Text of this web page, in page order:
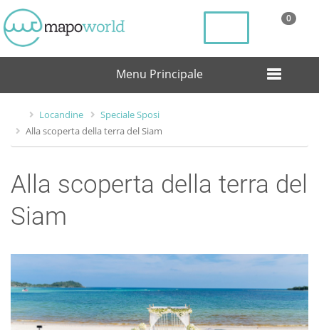
0
Menu Principale
Locandine
Speciale Sposi
Alla scoperta della terra del Siam
Alla scoperta della terra del
Siam